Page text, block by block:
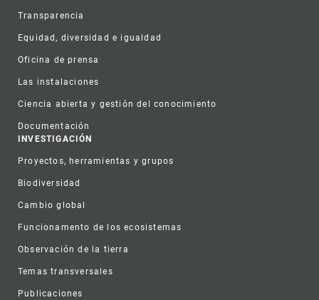
Transparencia
Equidad, diversidad e igualdad
Oficina de prensa
Las instalaciones
Ciencia abierta y gestión del conocimiento
Documentación
INVESTIGACIÓN
Proyectos, herramientas y grupos
Biodiversidad
Cambio global
Funcionamento de los ecosistemas
Observación de la tierra
Temas transversales
Publicaciones